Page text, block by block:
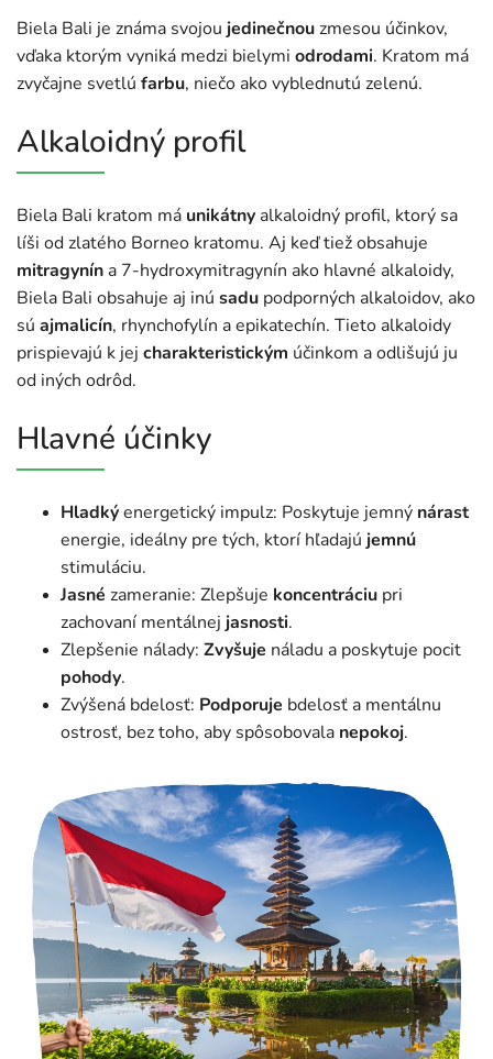
Biela Bali je známa svojou jedinečnouzmesou účinkov,
vďaka ktorým vyniká medzi bielymi odrodami. Kratom má
zvyčajne svetlú farbu, niečo ako vyblednutú zelenú.
Alkaloidný profil
Biela Bali kratom má unikátny alkaloidný profil, ktorý sa
líši od zlatého Borneo kratomu. Aj keď tiež obsahuje
mitragynín a 7-hydroxymitragynín ako hlavné alkaloidy,
Biela Bali obsahuje aj inú sadu podporných alkaloidov, ako
sú ajmalicín, rhynchofylín a epikatechín. Tieto alkaloidy
prispievajú k jej charakteristickým účinkom a odlišujú ju
od iných odrôd.
Hlavné účinky
Hladkýenergetický impulz: Poskytuje jemný nárast
energie, ideálny pre tých, ktorí hľadajú jemnú
stimuláciu.
Jasné zameranie: Zlepšuje koncentráciu pri
zachovaní mentálnej jasnosti.
Zlepšenie nálady: Zvyšuje náladu a poskytuje pocit
pohody.
Zvýšená bdelosť: Podporuje bdelosť a mentálnu
ostrosť, bez toho, aby spôsobovala nepokoj.